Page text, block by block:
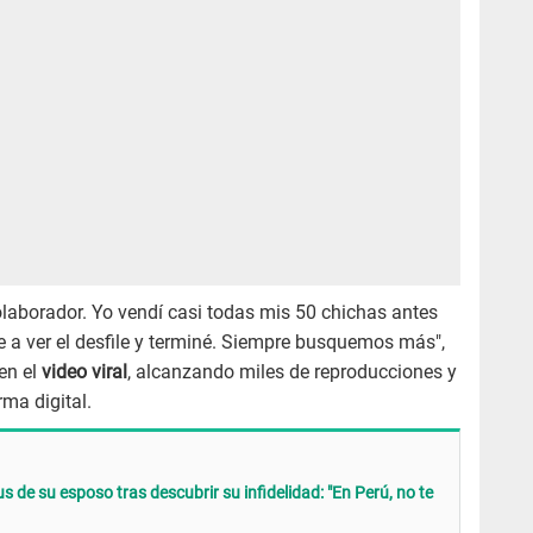
Yo vendí casi todas mis 50 chichas antes
a ver el desfile y terminé. Siempre busquemos más",
el video viral, alcanzando miles de reproducciones y
digital.
de su esposo tras descubrir su infidelidad: "En Perú, no te